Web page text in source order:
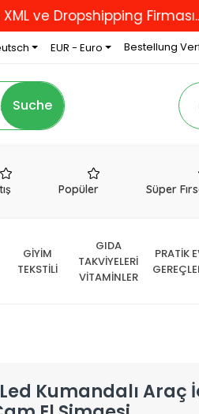
Firması...
EUR - Euro Bestellung
Suche
Popüler Süper
GİYİM
TEKSTİLİ
GIDA
TAKVİYELERİ
VİTAMİNLER
PRATİK
Kumandalı Araç